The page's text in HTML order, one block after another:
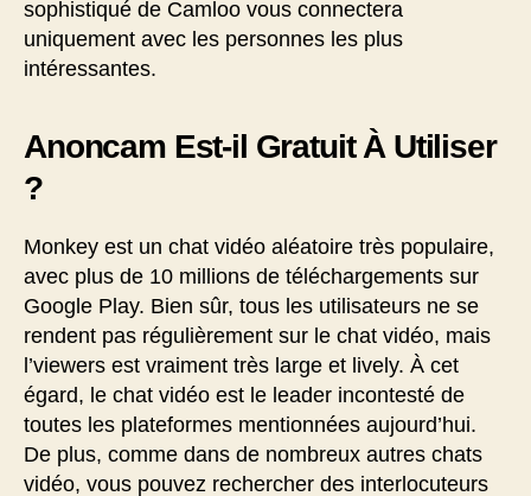
sophistiqué de Camloo vous connectera
uniquement avec les personnes les plus
intéressantes.
Anoncam Est-il Gratuit À Utiliser
?
Monkey est un chat vidéo aléatoire très populaire,
avec plus de 10 millions de téléchargements sur
Google Play. Bien sûr, tous les utilisateurs ne se
rendent pas régulièrement sur le chat vidéo, mais
l’viewers est vraiment très large et lively. À cet
égard, le chat vidéo est le leader incontesté de
toutes les plateformes mentionnées aujourd’hui.
De plus, comme dans de nombreux autres chats
vidéo, vous pouvez rechercher des interlocuteurs